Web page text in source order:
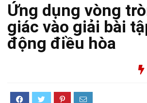
Ứng dụng vòng
giác vào giải bài
động điều hòa